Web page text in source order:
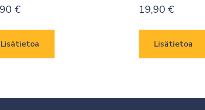
€
Lisätietoa
19,90 €
Lisätietoa